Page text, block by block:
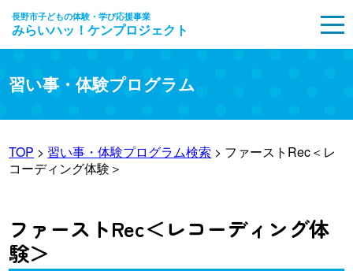
長野市子どもの体験・学び応援事業
みらいハッ！ケンプロジェクト
習い事・体験プログラム
TOP > 習い事・体験プログラム検索 > ファーストRec＜レ
コーディング体験＞
ファーストRec＜レコーディング体
験＞